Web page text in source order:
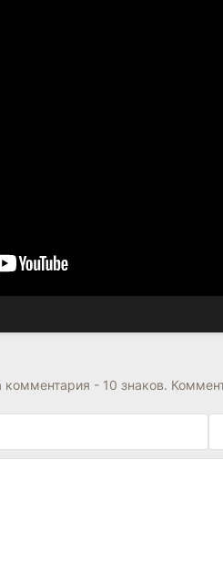
- 10 знаков.